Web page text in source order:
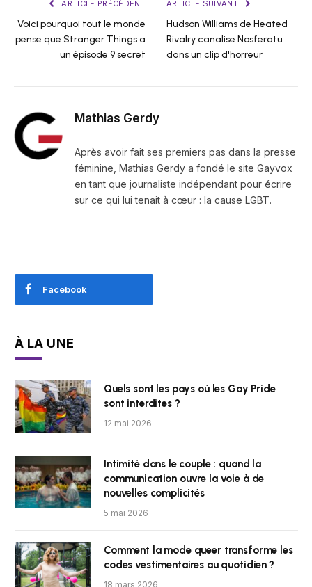
ARTICLE PRÉCÉDENT
Voici pourquoi tout le monde
pense que Stranger Things a
un épisode 9 secret
ARTICLE SUIVANT
Hudson Williams de Heated
Rivalry canalise Nosferatu
dans un clip d'horreur
Mathias Gerdy
Après avoir fait ses premiers pas dans la presse
féminine, Mathias Gerdy a fondé le site Gayvox
en tant que journaliste indépendant pour écrire
sur ce qui lui tenait à cœur : la cause LGBT.
Facebook
À LA UNE
Quels sont les pays où les Gay Pride
sont interdites ?
12 mai 2026
Intimité dans le couple : quand la
communication ouvre la voie à de
nouvelles complicités
5 mai 2026
Comment la mode queer transforme les
codes vestimentaires au quotidien ?
18 mars 2026